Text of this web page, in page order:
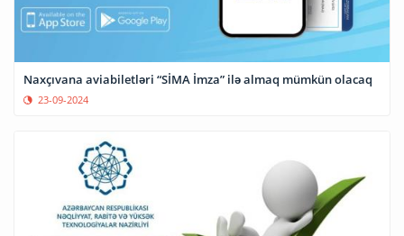
Naxçıvana aviabiletləri “SİMA İmza” ilə almaq mümkün olacaq
23-09-2024